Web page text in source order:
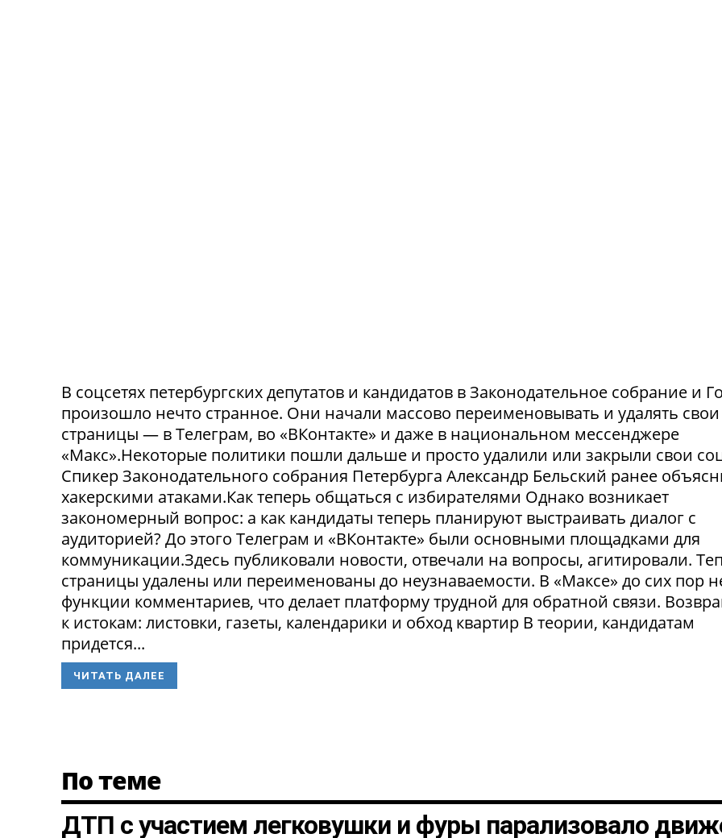
В соцсетях петербургских депутатов и кандидатов в Законодательное собрание и
произошло нечто странное. Они начали массово переименовывать и удалять свои
страницы — в Телеграм, во «ВКонтакте» и даже в национальном мессенджере
«Макс».Некоторые политики пошли дальше и просто удалили или закрыли свои
Спикер Законодательного собрания Петербурга Александр Бельский ранее
хакерскими атаками.Как теперь общаться с избирателями Однако возникает
закономерный вопрос: а как кандидаты теперь планируют выстраивать диалог с
аудиторией? До этого Телеграм и «ВКонтакте» были основными площадками для
коммуникации.Здесь публиковали новости, отвечали на вопросы, агитировали.
страницы удалены или переименованы до неузнаваемости. В «Максе» до сих пор
функции комментариев, что делает платформу трудной для обратной связи.
к истокам: листовки, газеты, календарики и обход квартир В теории, кандидатам
придется...
ЧИТАТЬ ДАЛЕЕ
По теме
ДТП с участием легковушки и фуры парализовало